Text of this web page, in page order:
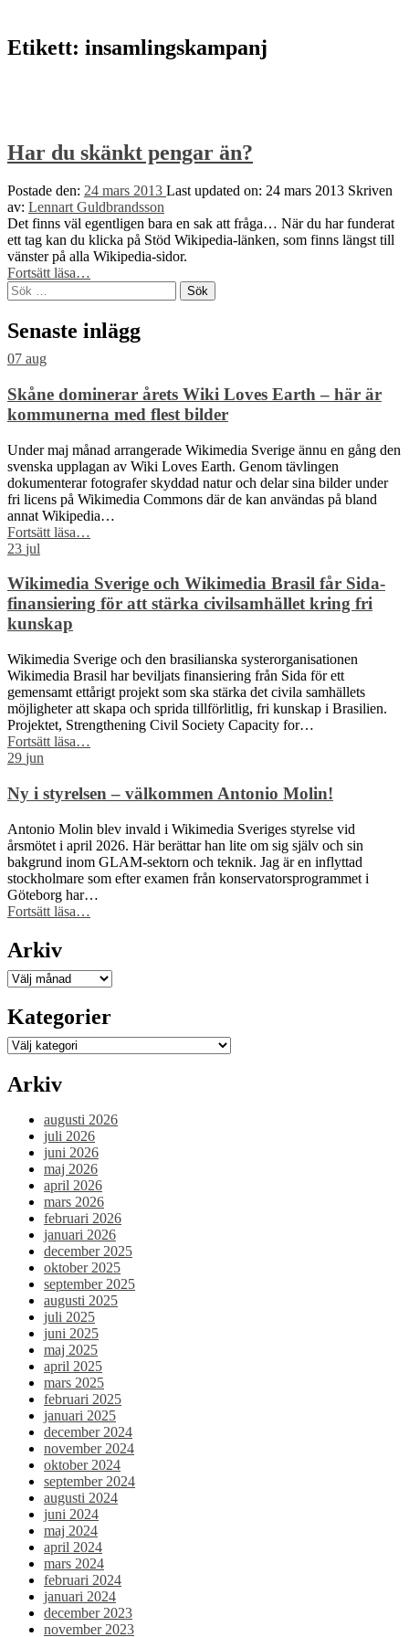
Etikett: insamlingskampanj
Har du skänkt pengar än?
Postade den: 24 mars 2013 Last updated on: 24 mars 2013 Skriven
av: Lennart Guldbrandsson
Det finns väl egentligen bara en sak att fråga… När du har funderat
ett tag kan du klicka på Stöd Wikipedia-länken, som finns längst till
vänster på alla Wikipedia-sidor.
Fortsätt läsa“Har
skänkt
pengar
än?”
…
Sök
efter:
Senaste inlägg
07 aug
Skåne dominerar årets Wiki Loves Earth – här är
kommunerna med flest bilder
Under maj månad arrangerade Wikimedia Sverige ännu en gång den
svenska upplagan av Wiki Loves Earth. Genom tävlingen
dokumenterar fotografer skyddad natur och delar sina bilder under
fri licens på Wikimedia Commons där de kan användas på bland
annat Wikipedia…
Fortsätt läsa
Wiki
Loves
Earth
är
kommunerna
med
flest
bilder”
…
23 jul
Wikimedia Sverige och Wikimedia Brasil får Sida-
finansiering för att stärka civilsamhället kring fri
kunskap
Wikimedia Sverige och den brasilianska systerorganisationen
Wikimedia Brasil har beviljats finansiering från Sida för ett
gemensamt ettårigt projekt som ska stärka det civila samhällets
möjligheter att skapa och sprida tillförlitlig, fri kunskap i Brasilien.
Projektet, Strengthening Civil Society Capacity for…
Fortsätt läsa
Wikimedia
Brasil
får
Sida-
finansiering
för
att
stärka
civilsamhället
kunskap”
…
29 jun
Ny i styrelsen – välkommen Antonio Molin!
Antonio Molin blev invald i Wikimedia Sveriges styrelse vid
årsmötet i april 2026. Här berättar han lite om sig själv och sin
bakgrund inom GLAM-sektorn och teknik. Jag är en inflyttad
stockholmare som efter examen från konservatorsprogrammet i
Göteborg har…
Fortsätt läsa
välkommen
Antonio
Molin!”
…
Arkiv
Arkiv
Kategorier
Kategorier
Arkiv
augusti 2026
juli 2026
juni 2026
maj 2026
april 2026
mars 2026
februari 2026
januari 2026
december 2025
oktober 2025
september 2025
augusti 2025
juli 2025
juni 2025
maj 2025
april 2025
mars 2025
februari 2025
januari 2025
december 2024
november 2024
oktober 2024
september 2024
augusti 2024
juni 2024
maj 2024
april 2024
mars 2024
februari 2024
januari 2024
december 2023
november 2023